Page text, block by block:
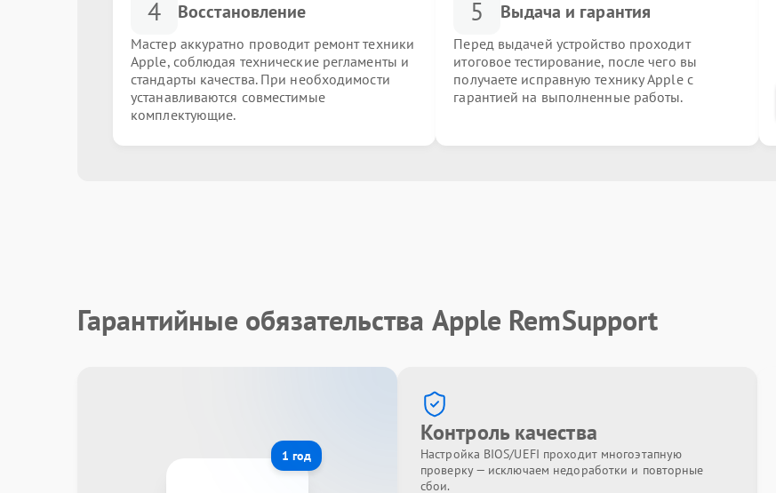
4 Восстановление
Мастер аккуратно проводит ремонт техники
Apple, соблюдая технические регламенты и
стандарты качества. При необходимости
устанавливаются совместимые
комплектующие.
5 Выдача и гарантия
Перед выдачей устройство проходит
итоговое тестирование, после чего вы
получаете исправную технику Apple с
гарантией на выполненные работы.
Гарантийные обязательства Apple RemSupport
1 год
Контроль качества
Настройка BIOS/UEFI проходит многоэтапную
проверку — исключаем недоработки и повторные
сбои.